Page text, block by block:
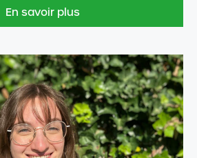
En savoir plus